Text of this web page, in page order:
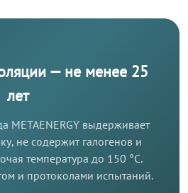
— не менее 25
лет
METAENERGY выдерживает
не содержит галогенов и
температура до 150 °C.
и протоколами испытаний.